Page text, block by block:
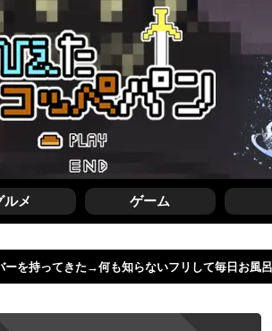
ルメ ゲーム
ーを持ってきた→何も知らないフリして毎日お風